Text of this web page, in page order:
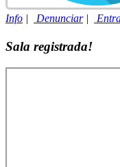
Info | Denunciar|
Sala registrada!